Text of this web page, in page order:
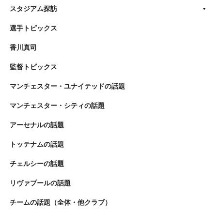
スタジアム探訪
選手トピックス
香川真司
監督トピックス
マンチェスター・ユナイテッドの話題
マンチェスター・シティの話題
アーセナルの話題
トッテナムの話題
チェルシーの話題
リヴァプールの話題
チームの話題（全体・他クラブ）